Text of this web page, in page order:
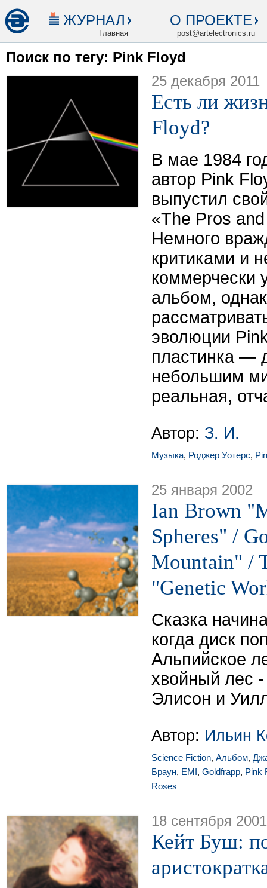
ЖУРНАЛ
Главная
О ПРОЕКТЕ
post@artelectronics.ru
Поиск по тегу: Pink Floyd
25 декабря 2011
Есть ли
Floyd?
В мае 1984
автор Pink
выпустил
«The Pros
Немного
критиками и
коммерчески
альбом,
эволюции
пластинка —
небольшим
реальная,
Автор: З. И.
Музыка, Роджер Уотерс,
25 января 2002
Ian Brown
Spheres" /
Mountain" /
"Genetic
Сказка
когда диск
Альпийское
хвойный лес
Элисон и
Автор: Ильин
Science Fiction, Альбом,
Браун, EMI, Goldfrapp, Pink
Roses
18 сентября 2001
Кейт Буш: